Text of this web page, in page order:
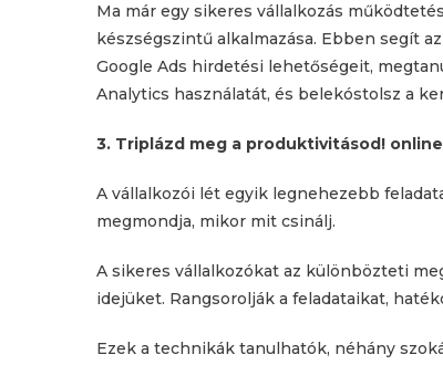
Ma már egy sikeres vállalkozás
készségszintű alkalmazása. Ebben segít az
Google Ads hirdetési lehetőségeit,
Analytics használatát, és belekóstolsz a
3. Triplázd meg a produktivitásod!
A vállalkozói lét egyik legnehezebb
megmondja, mikor mit csinálj.
A sikeres vállalkozókat az különbözteti
idejüket. Rangsorolják a feladataikat,
Ezek a technikák tanulhatók, néhány